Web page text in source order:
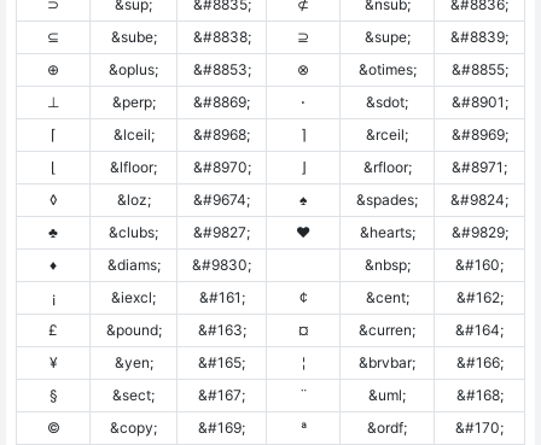
⊃
&sup; &#8835; ⊄ &nsub;
&#8836;
⊆
&sube; &#8838; ⊇ &supe;
&#8839;
⊕
&oplus; &#8853; ⊗ &otimes;
&#8855;
⊥
&perp; &#8869; ⋅ &sdot;
&#8901;
⌈
&lceil; &#8968; ⌉ &rceil;
&#8969;
⌊
&lfloor; &#8970; ⌋ &rfloor;
&#8971;
◊
&loz; &#9674; ♠ &spades;
&#9824;
♣
&clubs; &#9827; ♥ &hearts;
&#9829;
♦
&diams; &#9830; &nbsp;
&#160;
¡
&iexcl; &#161; ¢ &cent;
&#162;
£
&pound; &#163; ¤ &curren;
&#164;
¥
&yen; &#165; ¦ &brvbar;
&#166;
§
&sect; &#167; ¨ &uml;
&#168;
©
&copy; &#169; ª &ordf;
&#170;